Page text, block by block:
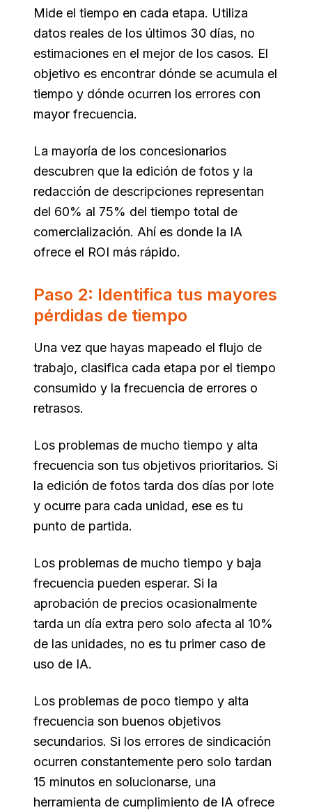
Mide el tiempo en cada etapa. Utiliza
datos reales de los últimos 30 días, no
estimaciones en el mejor de los casos. El
objetivo es encontrar dónde se acumula el
tiempo y dónde ocurren los errores con
mayor frecuencia.
La mayoría de los concesionarios
descubren que la edición de fotos y la
redacción de descripciones representan
del 60% al 75% del tiempo total de
comercialización. Ahí es donde la IA
ofrece el ROI más rápido.
Paso 2: Identifica tus mayores
pérdidas de tiempo
Una vez que hayas mapeado el flujo de
trabajo, clasifica cada etapa por el tiempo
consumido y la frecuencia de errores o
retrasos.
Los problemas de mucho tiempo y alta
frecuencia son tus objetivos prioritarios. Si
la edición de fotos tarda dos días por lote
y ocurre para cada unidad, ese es tu
punto de partida.
Los problemas de mucho tiempo y baja
frecuencia pueden esperar. Si la
aprobación de precios ocasionalmente
tarda un día extra pero solo afecta al 10%
de las unidades, no es tu primer caso de
uso de IA.
Los problemas de poco tiempo y alta
frecuencia son buenos objetivos
secundarios. Si los errores de sindicación
ocurren constantemente pero solo tardan
15 minutos en solucionarse, una
herramienta de cumplimiento de IA ofrece